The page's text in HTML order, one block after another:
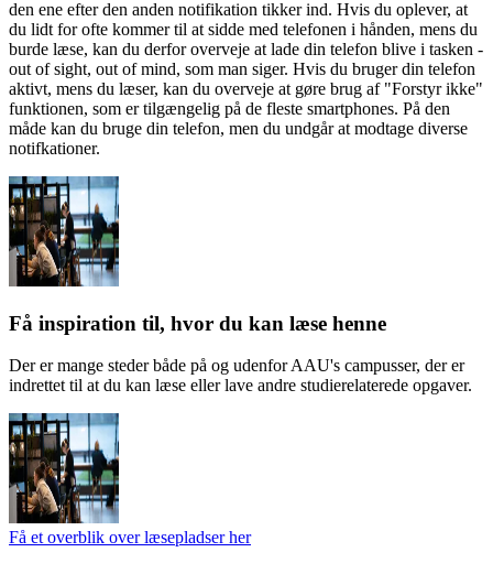
den ene efter den anden notifikation tikker ind. Hvis du oplever, at
du lidt for ofte kommer til at sidde med telefonen i hånden, mens du
burde læse, kan du derfor overveje at lade din telefon blive i tasken -
out of sight, out of mind, som man siger. Hvis du bruger din telefon
aktivt, mens du læser, kan du overveje at gøre brug af "Forstyr ikke"
funktionen, som er tilgængelig på de fleste smartphones. På den
måde kan du bruge din telefon, men du undgår at modtage diverse
notifkationer.
Få inspiration til, hvor du kan læse henne
Der er mange steder både på og udenfor AAU's campusser, der er
indrettet til at du kan læse eller lave andre studierelaterede opgaver.
Få et overblik over læsepladser her